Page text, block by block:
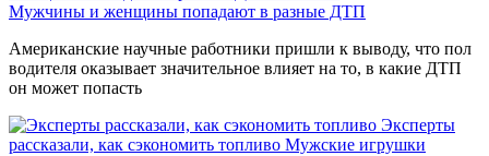
Мужчины и женщины попадают в разные ДТП
Американские научные работники пришли к выводу, что пол
водителя оказывает значительное влияет на то, в какие ДТП
он может попасть
Эксперты
рассказали, как сэкономить топливо Мужские игрушки